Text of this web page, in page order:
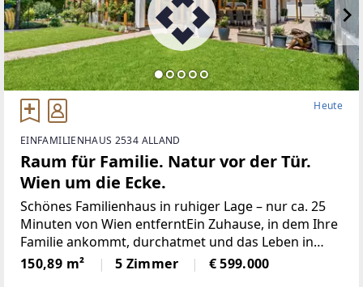
Heute
EINFAMILIENHAUS 2534 ALLAND
Raum für Familie. Natur vor der Tür.
Wien um die Ecke.
Schönes Familienhaus in ruhiger Lage – nur ca. 25
Minuten von Wien entferntEin Zuhause, in dem Ihre
Familie ankommt, durchatmet und das Leben in
Ruhe genießen kann – umgeben von Grün und
Natur, dennoch nur rund 25 Minuten von Wien
150,89 m² 5 Zimmer € 599.000